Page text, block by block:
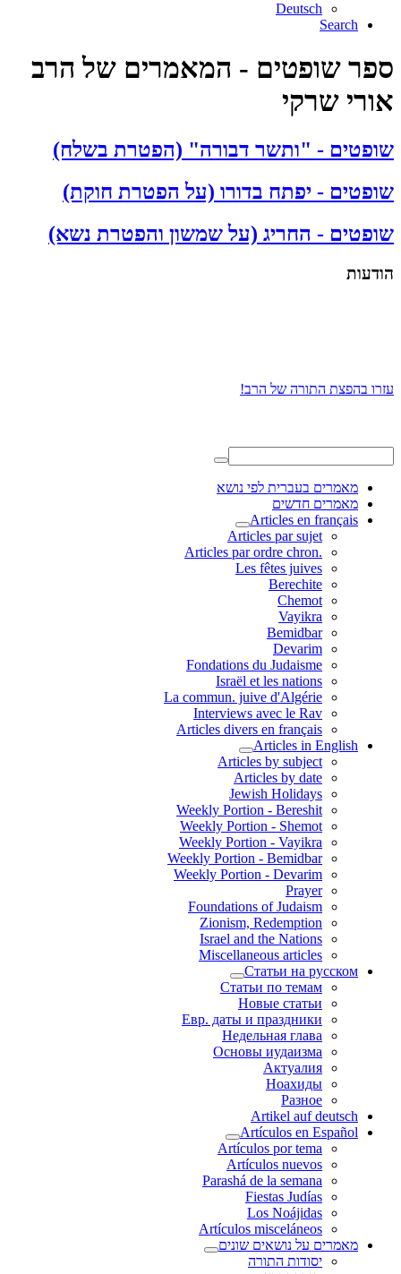
Deutsch
Search
ספר שופטים - המאמרים של הרב
אורי שרקי
שופטים - "ותשר דבורה" (הפטרת בשלח)
שופטים - יפתח בדורו (על הפטרת חוקת)
שופטים - החריג (על שמשון והפטרת נשא)
הודעות
עזרו בהפצת התורה של הרב!
מאמרים בעברית לפי נושא
מאמרים חדשים
Articles en français
Articles par sujet
.Articles par ordre chron
Les fêtes juives
Berechite
Chemot
Vayikra
Bemidbar
Devarim
Fondations du Judaisme
Israël et les nations
La commun. juive d'Algérie
Interviews avec le Rav
Articles divers en français
Articles in English
Articles by subject
Articles by date
Jewish Holidays
Weekly Portion - Bereshit
Weekly Portion - Shemot
Weekly Portion - Vayikra
Weekly Portion - Bemidbar
Weekly Portion - Devarim
Prayer
Foundations of Judaism
Zionism, Redemption
Israel and the Nations
Miscellaneous articles
Статьи на русском
Статьи по темам
Новые статьи
Евр. даты и праздники
Недельная глава
Основы иудаизма
Актуалия
Ноахиды
Разное
Artikel auf deutsch
Artículos en Español
Artículos por tema
Artículos nuevos
Parashá de la semana
Fiestas Judías
Los Noájidas
Artículos misceláneos
מאמרים על נושאים שונים
יסודות התורה